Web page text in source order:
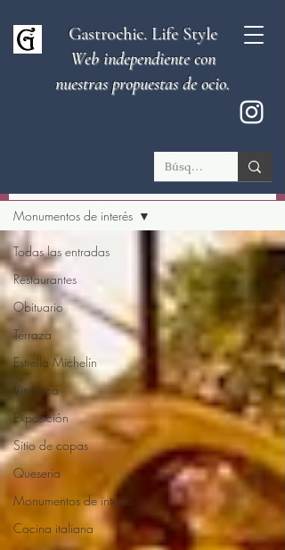
Gastrochic. Life Style
Web independiente con
nuestras propuestas de ocio.
Todas las entradas
Restaurantes
Obituario
Terraza
Estrella Michelín
Vinoteca
Exposición
Sitio de copas
Quesería
Monumentos de interés
Cocina italiana
Monumentos de interés